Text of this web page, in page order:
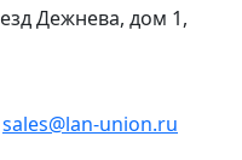
Дежнева, дом 1,
sales@lan-union.ru